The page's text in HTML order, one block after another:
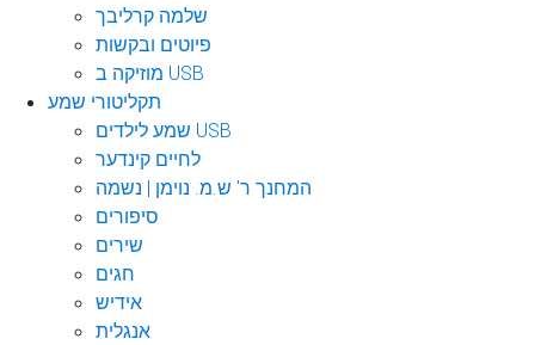
שלמה קרליבך
פיוטים ובקשות
מוזיקה ב USB
תקליטורי שמע
שמע לילדים USB
לחיים קינדער
המחנך ר' ש.מ. נוימן | נשמה
סיפורים
שירים
חגים
אידיש
אנגלית